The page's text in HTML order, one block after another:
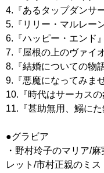
4.『あるタップダンサ
5.『リリー・マルレー
6.『ハッピー・エンド
7.『屋根の上のヴァイ
8.『結婚についての物
9.『悪魔になってみま
10.『時代はサーカス
11.『甚助無用、鰯に
●グラビア
・野村玲子のマリア/
レット/市村正親のミ